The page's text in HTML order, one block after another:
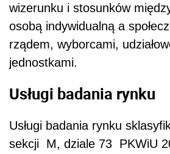
wizerunku i stosunków
osobą indywidualną a
rządem, wyborcami,
jednostkami.
Usługi badania rynku
Usługi badania rynku
sekcji M, dziale 73 PKWiU